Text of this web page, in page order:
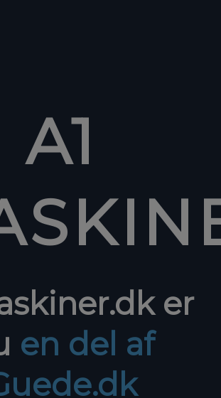
A1
er
en del af